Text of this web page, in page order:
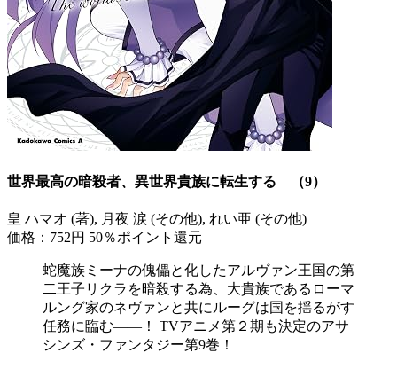
世界最高の暗殺者、異世界貴族に転生する （9）
皇 ハマオ (著), 月夜 涙 (その他), れい亜 (その他)
価格：752円 50％ポイント還元
蛇魔族ミーナの傀儡と化したアルヴァン王国の第
二王子リクラを暗殺する為、大貴族であるローマ
ルング家のネヴァンと共にルーグは国を揺るがす
任務に臨む――！ TVアニメ第２期も決定のアサ
シンズ・ファンタジー第9巻！